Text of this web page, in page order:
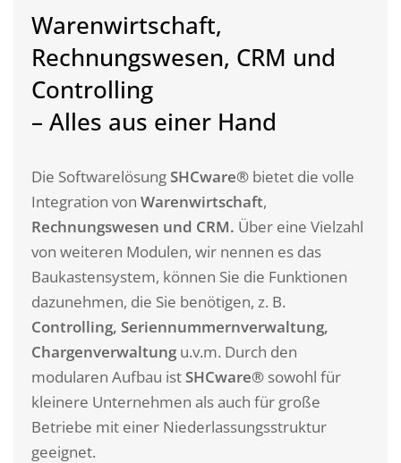
Warenwirtschaft,
Rechnungswesen, CRM und
Controlling
– Alles aus einer Hand
Die SoftwarelösungSHCware® bietet die volle
Integration von Warenwirtschaft,
Rechnungswesen und CRM. Über eine Vielzahl
von weiteren Modulen, wir nennen es das
Baukastensystem, können Sie die Funktionen
dazunehmen, die Sie benötigen, z. B.
Controlling, Seriennummernverwaltung,
Chargenverwaltung u.v.m. Durch den
modularen Aufbau istSHCware® sowohl für
kleinere Unternehmen als auch für große
Betriebe mit einer Niederlassungsstruktur
geeignet.